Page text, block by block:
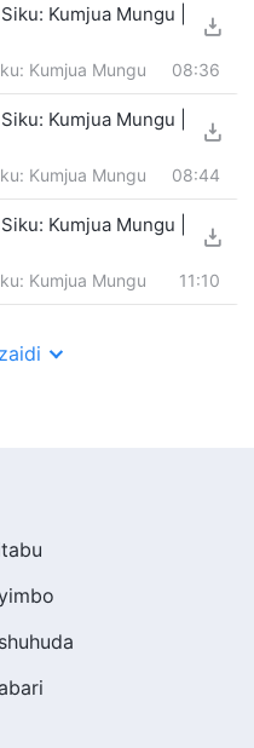
Kumjua Mungu |
Kumjua Mungu 08:36
Kumjua Mungu |
Kumjua Mungu 08:44
Kumjua Mungu |
Kumjua Mungu 11:10